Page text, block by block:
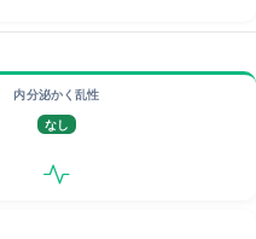
内分泌かく乱性
なし